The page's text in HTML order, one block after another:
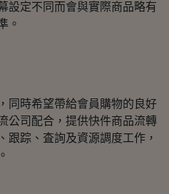
設定不同而會與實際商品略有
。
同時希望帶給會員購物的良好
公司配合，提供快件商品流轉
跟踪、査詢及資源調度工作，